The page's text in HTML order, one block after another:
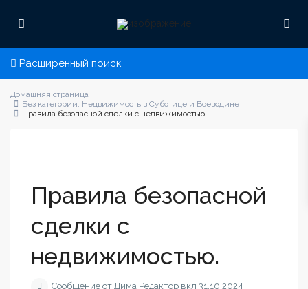
Расширенный поиск
Домашняя страница
Без категории, Недвижимость в Суботице и Воеводине
Правила безопасной сделки с недвижимостью.
Правила безопасной
сделки с
недвижимостью.
Сообщение от Дима Редактор вкл 31.10.2024